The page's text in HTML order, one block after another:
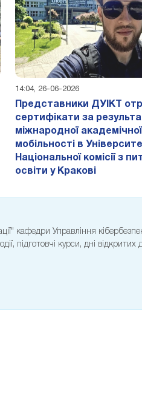
14:04, 26-06-2026
Представники ДУІКТ
сертифікати за
міжнародної академічної
мобільності в
Національної комісії з
освіти у Кракові
кафедри Управління
підготовчі курси, дні відкритих